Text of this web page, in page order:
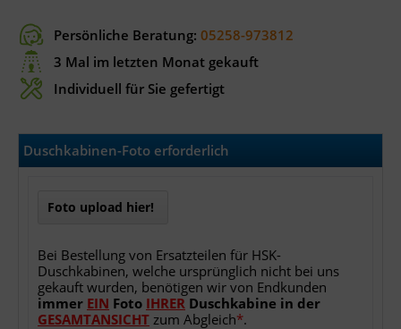
Persönliche Beratung: 05258-973812
3 Mal im letzten Monat gekauft
Individuell für Sie gefertigt
Duschkabinen-Foto erforderlich
Foto upload hier!
Bei Bestellung von Ersatzteilen für HSK-
Duschkabinen, welche ursprünglich nicht bei uns
gekauft wurden, benötigen wir von Endkunden
immer EIN Foto IHRER Duschkabine in der
GESAMTANSICHT zum Abgleich*.